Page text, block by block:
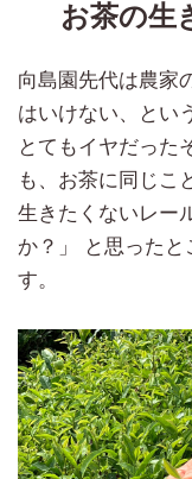
お茶の生
向島園先代は農家
はいけない、とい
とてもイヤだった
も、お茶に同じこ
生きたくないレー
か？」 と思ったと
す。